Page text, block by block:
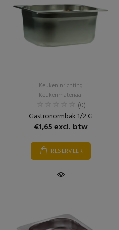
Keukeninrichting
Keukenmateriaal
(0)
Gastronormbak 1/2 G
€1,65 excl. btw
RESERVEER